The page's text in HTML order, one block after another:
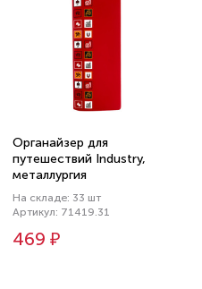
Органайзер для
путешествий Industry,
металлургия
На складе: 33 шт
Артикул: 71419.31
469 ₽